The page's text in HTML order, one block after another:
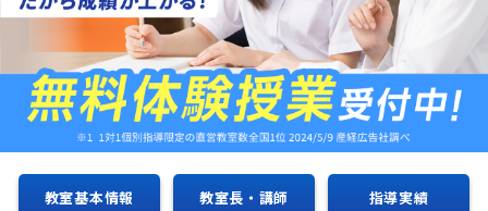
教室基本情報 教室長・講師 指導実績